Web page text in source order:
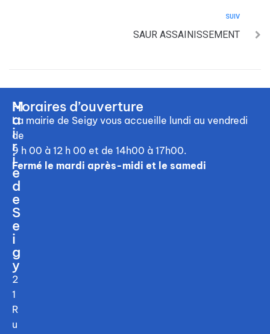
SUIV
SAUR ASSAINISSEMENT
M
a
i
r
i
e
d
e
S
e
i
g
y
2
1
R
u
Horaires d’ouverture
La mairie de Seigy vous accueille lundi au vendredi
de
9 h 00 à 12 h 00 et de 14h00 à 17h00.
Fermé le mardi après-midi et le samedi